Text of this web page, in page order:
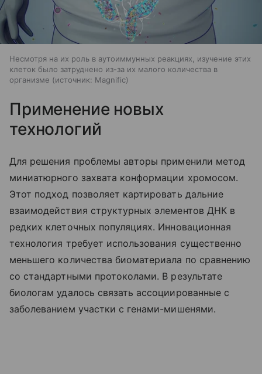
Несмотря на их роль в аутоиммунных реакциях, изучение этих
клеток было затруднено из-за их малого количества в
организме
источник: Magnific
Применение новых
технологий
Для решения проблемы авторы применили метод
миниатюрного захвата конформации хромосом.
Этот подход позволяет картировать дальние
взаимодействия структурных элементов ДНК в
редких клеточных популяциях. Инновационная
технология требует использования существенно
меньшего количества биоматериала по сравнению
со стандартными протоколами. В результате
биологам удалось связать ассоциированные с
заболеванием участки с генами-мишенями.